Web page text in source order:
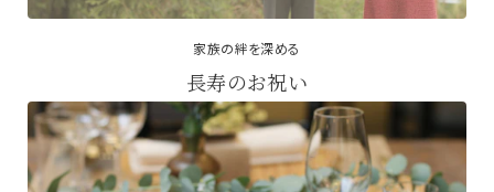
家族の絆を深める
長寿のお祝い